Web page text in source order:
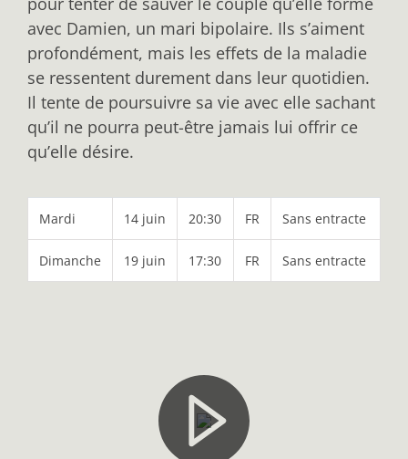
avec Damien, un mari bipolaire. Ils s’aiment
profondément, mais les effets de la maladie
se ressentent durement dans leur quotidien.
Il tente de poursuivre sa vie avec elle sachant
qu’il ne pourra peut-être jamais lui offrir ce
qu’elle désire.
Mardi 14 juin 20:30 FR Sans entracte
Dimanche 19 juin 17:30 FR Sans entracte